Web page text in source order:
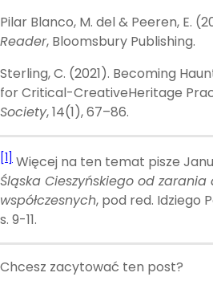
Pilar Blanco, M. del & Peeren, E.
Reader, Bloomsbury Publishing.
Sterling, C. (2021). Becoming
for Critical-CreativeHeritage
Society, 14(1), 67–86.
[1] Więcej na ten temat pisze
Śląska Cieszyńskiego od zarania
współczesnych, pod red. Idziego
s. 9-11.
Chcesz zacytować ten post?